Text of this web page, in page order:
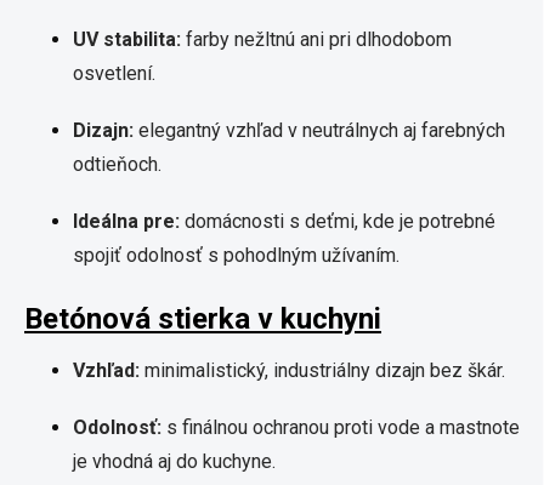
UV stabilita: farby nežltnú ani pri dlhodobom
osvetlení.
Dizajn: elegantný vzhľad v neutrálnych aj farebných
odtieňoch.
Ideálna pre: domácnosti s deťmi, kde je potrebné
spojiť odolnosť s pohodlným užívaním.
Betónová stierka v kuchyni
Vzhľad: minimalistický, industriálny dizajn bez škár.
Odolnosť: s finálnou ochranou proti vode a mastnote
je vhodná aj do kuchyne.